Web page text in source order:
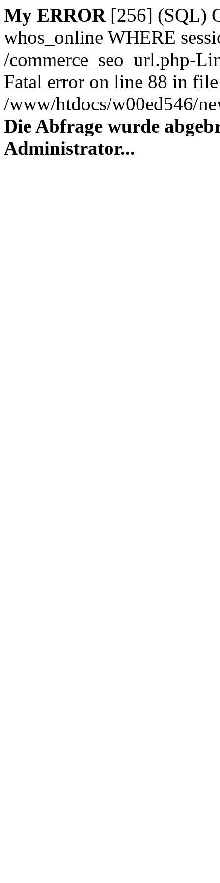
My ERROR[256] (SQL)
whos_online WHERE
/commerce_seo_url.php-
Fatal error on line 88 in file
/www/htdocs/w00ed546/
Die Abfrage wurde
Administrator...